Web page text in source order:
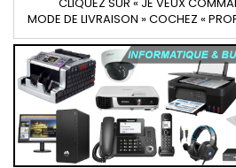
MODE DE LIVRAISON » COCHEZ «